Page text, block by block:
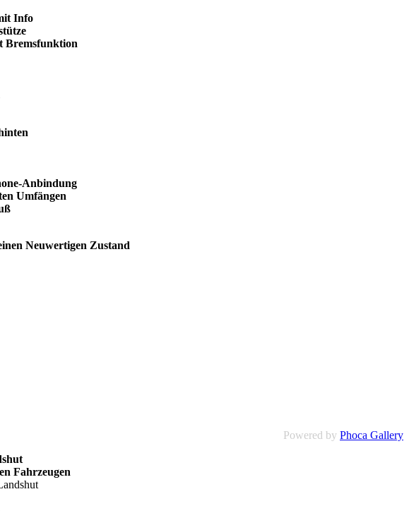
Info
Bremsfunktion
Anbindung
Umfängen
Neuwertigen Zustand
Powered by Phoca Gallery
Fahrzeugen